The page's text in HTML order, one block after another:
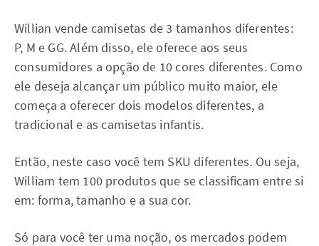
Willian vende camisetas de 3 tamanhos diferentes:
P, M e GG. Além disso, ele oferece aos seus
consumidores a opção de 10 cores diferentes. Como
ele deseja alcançar um público muito maior, ele
começa a oferecer dois modelos diferentes, a
tradicional e as camisetas infantis.
Então, neste caso você tem SKU diferentes. Ou seja,
William tem 100 produtos que se classificam entre si
em: forma, tamanho e a sua cor.
Só para você ter uma noção, os mercados podem